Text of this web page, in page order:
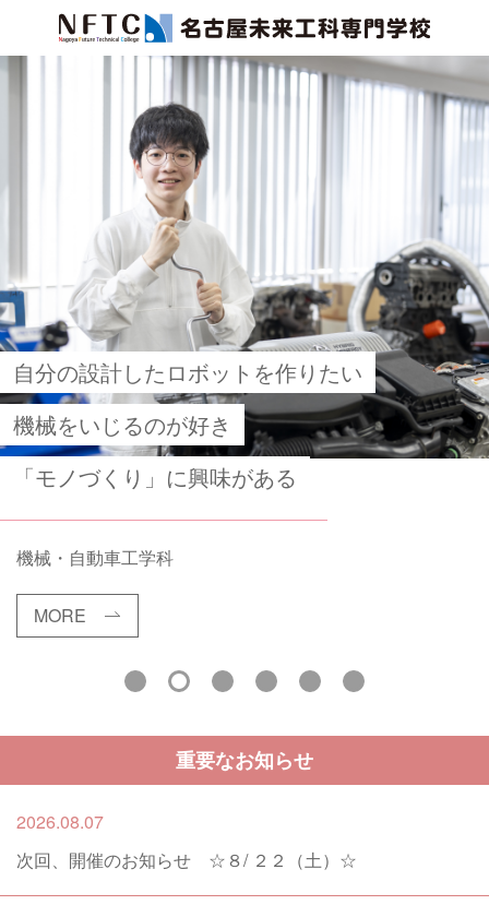
プロフェッショナルへの最短の道
なりたい私を目指せる2年間
MORE
自分の設計したロボットを作りたい
機械をいじるのが好き
「モノづくり」に興味がある
機械・自動車工学科
MORE
建築の世界に魅力を感じる
後世に残る仕事がしたい
自分の想像力で勝負したい
MORE
生物や化学の授業は面白い
研究職に就くのが夢だ
人の健康のために貢献したい
MORE
先端技術で生活を便利にしたい
スマホアプリを作りたい
IT業界で時代をリードしたい
MORE
オープンキャンパスに参加して
確かめてみませんか
これからの未来を切り開く！
MORE
重要なお知らせ
2026.08.07
次回、開催のお知らせ ☆８/ ２２（土）☆
検索